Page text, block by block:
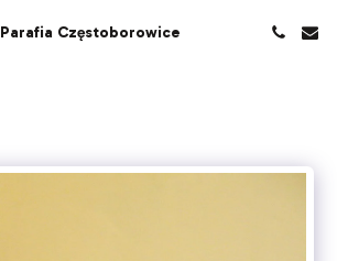
Parafia Częstoborowice